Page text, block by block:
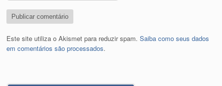
Este site utiliza o Akismet para reduzir spam.Saiba como seus dados
em comentários são processados.